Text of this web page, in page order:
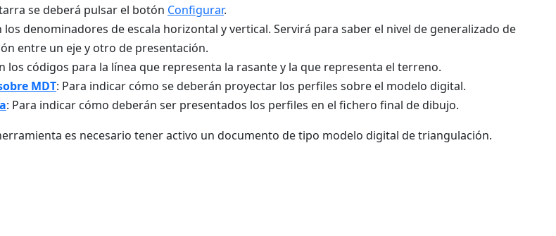
se deberá pulsar el botón Configurar.
los denominadores de escala horizontal y vertical. Servirá para saber el nivel de generalizado de
entre un eje y otro de presentación.
los códigos para la línea que representa la rasante y la que representa el terreno.
MDT: Para indicar cómo se deberán proyectar los perfiles sobre el modelo digital.
: Para indicar cómo deberán ser presentados los perfiles en el fichero final de dibujo.
es necesario tener activo un documento de tipo modelo digital de triangulación.